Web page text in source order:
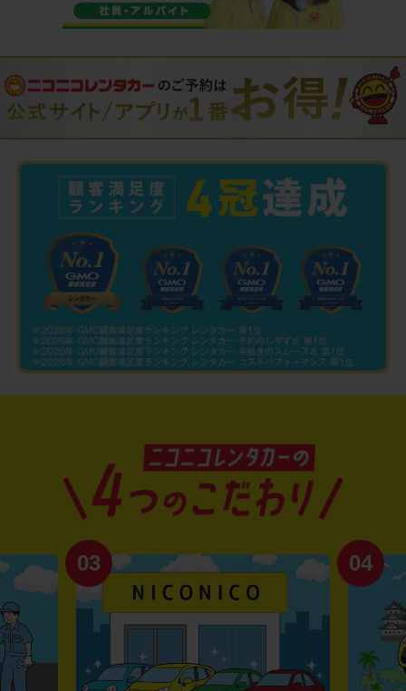
03 04